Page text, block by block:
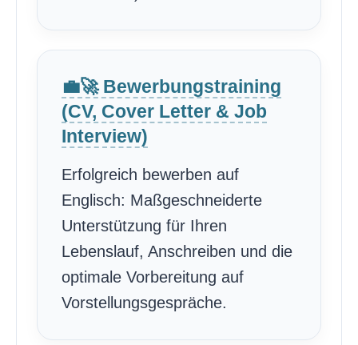
💼🚀 Bewerbungstraining
(CV, Cover Letter & Job
Interview)
Erfolgreich bewerben auf
Englisch: Maßgeschneiderte
Unterstützung für Ihren
Lebenslauf, Anschreiben und die
optimale Vorbereitung auf
Vorstellungsgespräche.